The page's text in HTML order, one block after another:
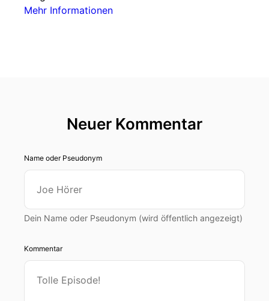
Mehr Informationen
Neuer Kommentar
Name oder Pseudonym
Dein Name oder Pseudonym (wird öffentlich angezeigt)
Kommentar